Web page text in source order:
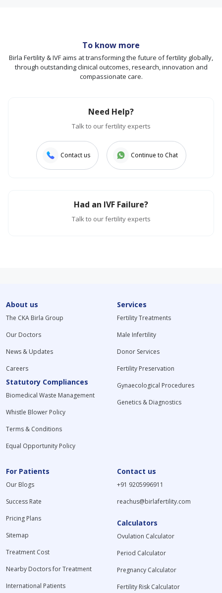
To know more
Birla Fertility & IVF aims at transforming the future of fertility globally,
through outstanding clinical outcomes, research, innovation and
compassionate care.
Need Help?
Talk to our fertility experts
Contact us Continue to Chat
Had an IVF Failure?
Talk to our fertility experts
About us
The CKA Birla Group
Our Doctors
News & Updates
Careers
Statutory Compliances
Biomedical Waste Management
Whistle Blower Policy
Terms & Conditions
Equal Opportunity Policy
Services
Fertility Treatments
Male Infertility
Donor Services
Fertility Preservation
Gynaecological Procedures
Genetics & Diagnostics
For Patients
Our Blogs
Success Rate
Pricing Plans
Sitemap
Treatment Cost
Nearby Doctors for Treatment
International Patients
Contact us
+91 9205996911
reachus@birlafertility.com
Calculators
Ovulation Calculator
Period Calculator
Pregnancy Calculator
Fertility Risk Calculator